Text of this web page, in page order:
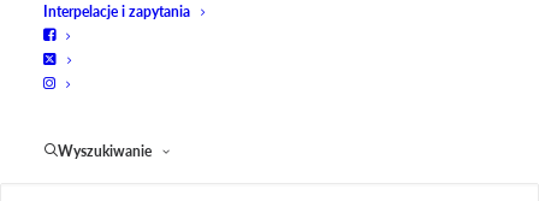
Interpelacje i zapytania
Wyszukiwanie